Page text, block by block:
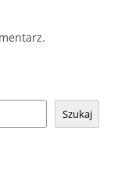
Szukaj